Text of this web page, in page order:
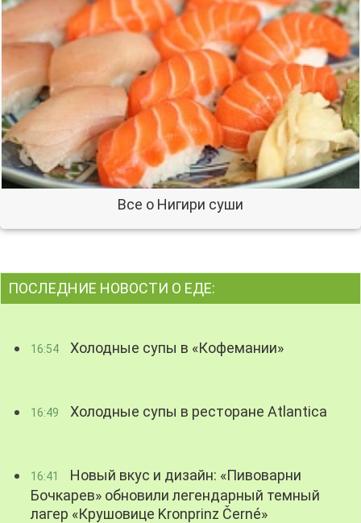
Все о Нигири суши
ПОСЛЕДНИЕ НОВОСТИ О ЕДЕ:
16:54 Холодные супы в «Кофемании»
16:49 Холодные супы в ресторане Atlantica
16:41
Новый вкус и дизайн: «Пивоварни
Бочкарев» обновили легендарный темный
лагер «Крушовице Kronprinz Černé»